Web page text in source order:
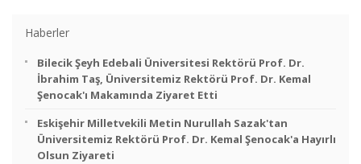
Haberler
Bilecik Şeyh Edebali Üniversitesi Rektörü Prof. Dr.
İbrahim Taş, Üniversitemiz Rektörü Prof. Dr. Kemal
Şenocak'ı Makamında Ziyaret Etti
Eskişehir Milletvekili Metin Nurullah Sazak'tan
Üniversitemiz Rektörü Prof. Dr. Kemal Şenocak'a Hayırlı
Olsun Ziyareti